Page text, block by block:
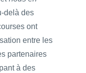
delà des
ont
entre les
partenaires
à des